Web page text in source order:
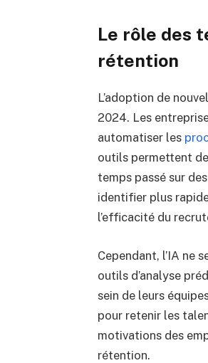
Le rôle des
rétention
L’adoption de
2024. Les
automatiser les
outils permettent
temps passé sur
identifier plus
l’efficacité du
Cependant, l’IA ne
outils d’analyse
sein de leurs
pour retenir les
motivations des
rétention.